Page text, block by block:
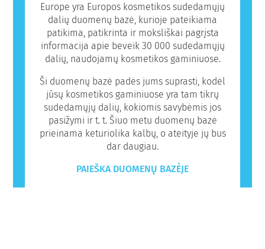
Europe yra Europos kosmetikos sudedamųjų
dalių duomenų bazė, kurioje pateikiama
patikima, patikrinta ir moksliškai pagrįsta
informacija apie beveik 30 000 sudedamųjų
dalių, naudojamų kosmetikos gaminiuose.
Ši duomenų bazė padės jums suprasti, kodėl
jūsų kosmetikos gaminiuose yra tam tikrų
sudedamųjų dalių, kokiomis savybėmis jos
pasižymi ir t. t. Šiuo metu duomenų bazė
prieinama keturiolika kalbų, o ateityje jų bus
dar daugiau.
PAIEŠKA DUOMENŲ BAZĖJE